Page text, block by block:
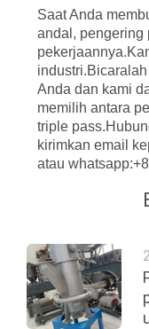
Saat Anda
andal, pengering
Anda dan kami
memilih antara
triple
kirimkan email
atau